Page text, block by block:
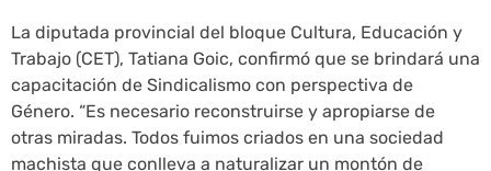
La diputada provincial del bloque Cultura, Educación y
Trabajo (CET), Tatiana Goic, confirmó que se brindará una
capacitación de Sindicalismo con perspectiva de
Género. “Es necesario reconstruirse y apropiarse de
otras miradas. Todos fuimos criados en una sociedad
machista que conlleva a naturalizar un montón de